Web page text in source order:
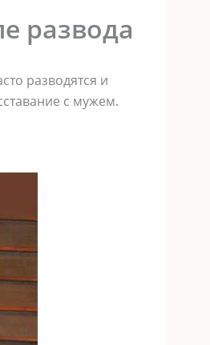
развода
разводятся и
с мужем.